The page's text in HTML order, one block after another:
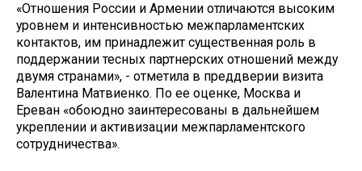
«Отношения России и Армении отличаются высоким
уровнем и интенсивностью межпарламентских
контактов, им принадлежит существенная роль в
поддержании тесных партнерских отношений между
двумя странами», - отметила в преддверии визита
Валентина Матвиенко. По ее оценке, Москва и
Ереван «обоюдно заинтересованы в дальнейшем
укреплении и активизации межпарламентского
сотрудничества».